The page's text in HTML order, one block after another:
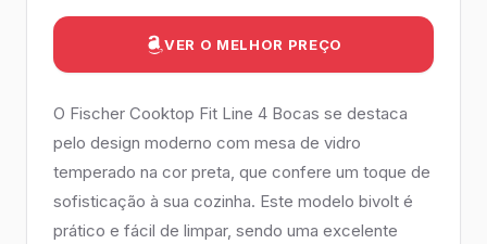
VER O MELHOR PREÇO
O Fischer Cooktop Fit Line 4 Bocas se destaca
pelo design moderno com mesa de vidro
temperado na cor preta, que confere um toque de
sofisticação à sua cozinha. Este modelo bivolt é
prático e fácil de limpar, sendo uma excelente